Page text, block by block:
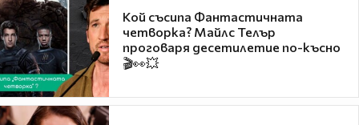
Кой съсипа Фантастичната
четворка? Майлс Телър
проговаря десетилетие по-късно
🎬👀💥